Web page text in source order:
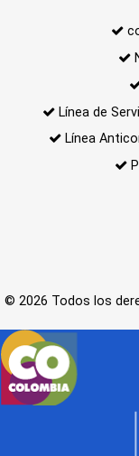
Línea de
Línea
© 2026 Todos los